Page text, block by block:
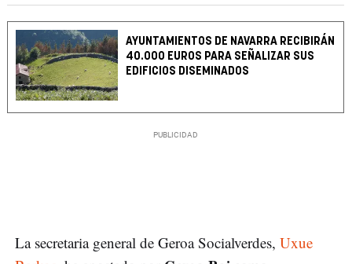
AYUNTAMIENTOS DE NAVARRA RECIBIRÁN
40.000 EUROS PARA SEÑALIZAR SUS
EDIFICIOS DISEMINADOS
La secretaria general de Geroa Socialverdes, Uxue